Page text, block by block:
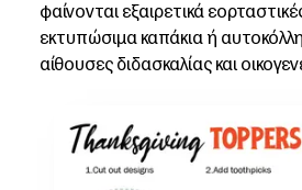
φαίνονται εξαιρετικά
εκτυπώσιμα καπάκια ή
αίθουσες διδασκαλίας και
Ευέλικτη χρήση -
Χρόνος χειροτεχνίας